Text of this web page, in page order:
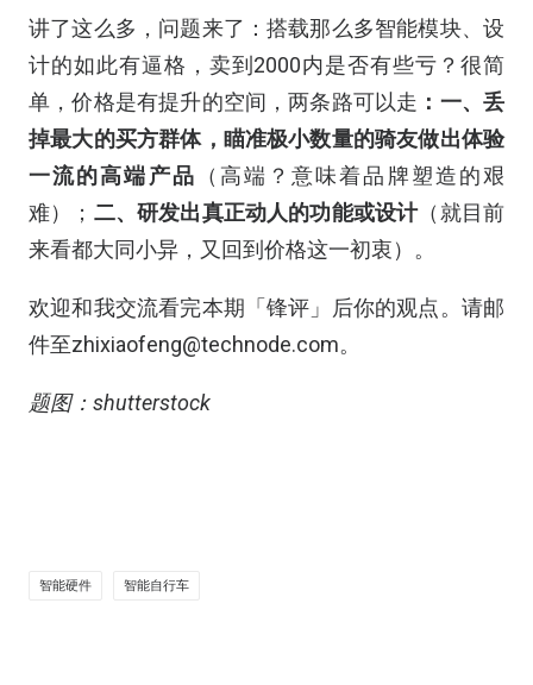
讲了这么多，问题来了：搭载那么多智能模块、设
计的如此有逼格，卖到2000内是否有些亏？很简
单，价格是有提升的空间，两条路可以走 ：一、丢
掉最大的买方群体，瞄准极小数量的骑友做出体验
一流的高端产品 （高端？意味着品牌塑造的艰
难）； 二、研发出真正动人的功能或设计（就目前
来看都大同小异，又回到价格这一初衷）。
欢迎和我交流看完本期「锋评」后你的观点。请邮
件至zhixiaofeng@technode.com。
题图：shutterstock
智能硬件 智能自行车